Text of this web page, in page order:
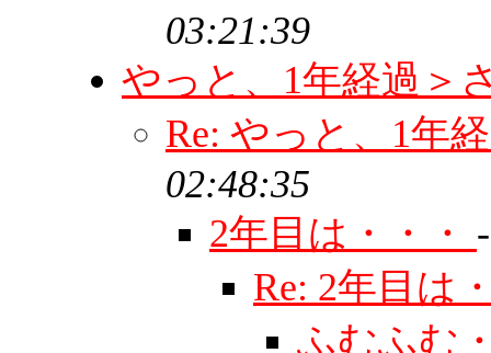
03:21:39
やっと、1年経過＞
Re: やっと、1年
02:48:35
2年目は・・・
Re: 2年目は
ふむふむ